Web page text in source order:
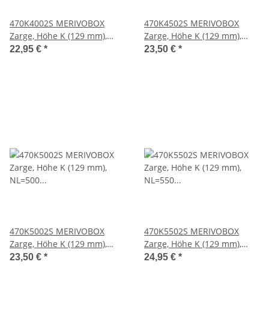
470K4002S MERIVOBOX
Zarge, Höhe K (129 mm),
NL=400 mm, li/re, inkl.
22,95 € *
470K4502S MERIVOBOX
Zarge, Höhe K (129 mm),
NL=450 mm, li/re, inkl.
23,50 € *
470K5002S MERIVOBOX
Zarge, Höhe K (129 mm),
NL=500 mm, li/re, inkl.
23,50 € *
470K5502S MERIVOBOX
Zarge, Höhe K (129 mm),
NL=550 mm, li/re, inkl.
24,95 € *